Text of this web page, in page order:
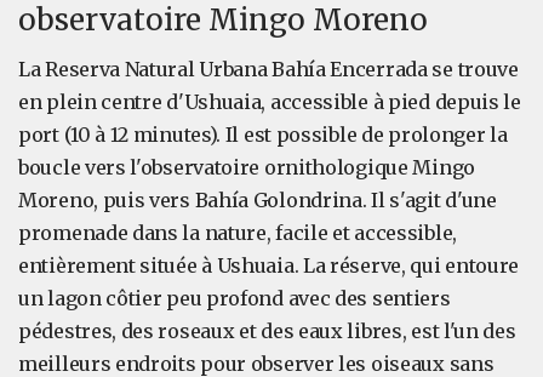
observatoire Mingo Moreno
La Reserva Natural Urbana Bahía Encerrada se trouve
en plein centre d'Ushuaia, accessible à pied depuis le
port (10 à 12 minutes). Il est possible de prolonger la
boucle vers l'observatoire ornithologique Mingo
Moreno, puis vers Bahía Golondrina. Il s'agit d'une
promenade dans la nature, facile et accessible,
entièrement située à Ushuaia. La réserve, qui entoure
un lagon côtier peu profond avec des sentiers
pédestres, des roseaux et des eaux libres, est l'un des
meilleurs endroits pour observer les oiseaux sans